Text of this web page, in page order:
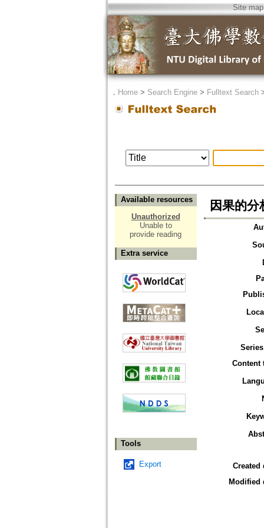
Site map
． Home> Search Engine> Fulltext Search
Available resources
Unauthorized
Unable to
provide reading
Extra service
Tools
Export
因果的分
Content
Created
Modified